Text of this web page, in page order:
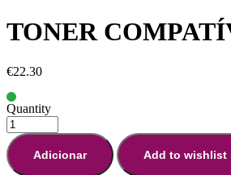
TONER
€22.30
Quantity
Adicionar Add to wishlist